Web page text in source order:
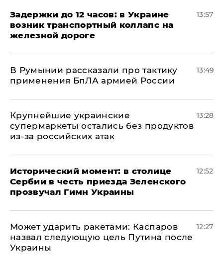
Задержки до 12 часов: в Украине
возник транспортный коллапс на
железной дороге
13:57
В Румынии рассказали про тактику
применения БпЛА армией России
13:49
Крупнейшие украинские
супермаркеты остались без продуктов
из-за российских атак
13:28
Исторический момент: в столице
Сербии в честь приезда Зеленского
прозвучал Гимн Украины
12:52
Может ударить ракетами: Каспаров
назвал следующую цель Путина после
Украины
12:27